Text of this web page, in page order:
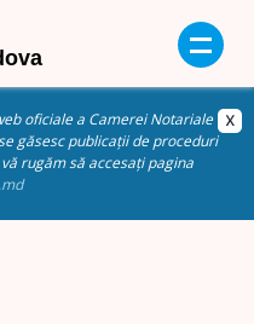
oficiale a Camerei Notariale
găsesc publicații de proceduri
rugăm să accesați pagina